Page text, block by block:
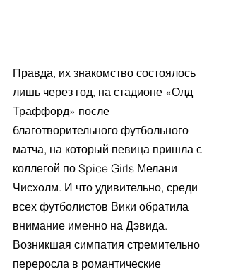
Правда, их знакомство состоялось
лишь через год, на стадионе «Олд
Траффорд» после
благотворительного футбольного
матча, на который певица пришла с
коллегой по Spice Girls Мелани
Чисхолм. И что удивительно, среди
всех футболистов Вики обратила
внимание именно на Дэвида.
Возникшая симпатия стремительно
переросла в романтические